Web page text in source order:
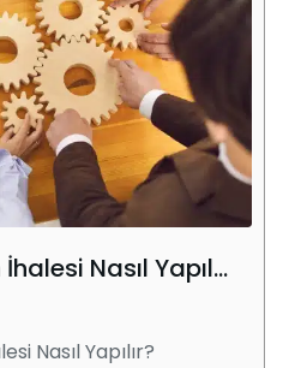
Bakım Onarım İhalesi Nasıl Yapılır?
Nasıl Yapılır?